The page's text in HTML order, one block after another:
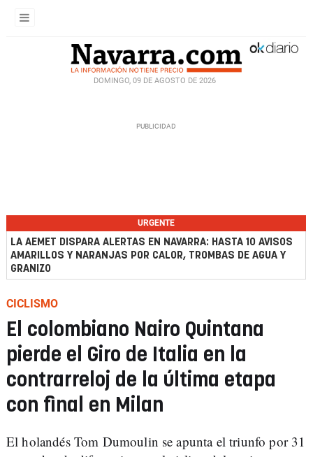
DOMINGO, 09 DE AGOSTO DE 2026
URGENTE
LA AEMET DISPARA ALERTAS EN NAVARRA: HASTA 10 AVISOS
AMARILLOS Y NARANJAS POR CALOR, TROMBAS DE AGUA Y
GRANIZO
CICLISMO
El colombiano Nairo Quintana
pierde el Giro de Italia en la
contrarreloj de la última etapa
con final en Milan
El holandés Tom Dumoulin se apunta el triunfo por 31